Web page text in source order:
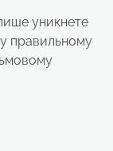
уникнете
правильному